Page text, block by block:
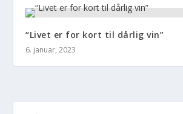
“Livet er for kort til dårlig vin”
6. januar, 2023